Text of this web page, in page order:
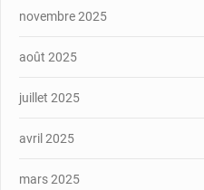
novembre 2025
août 2025
juillet 2025
avril 2025
mars 2025